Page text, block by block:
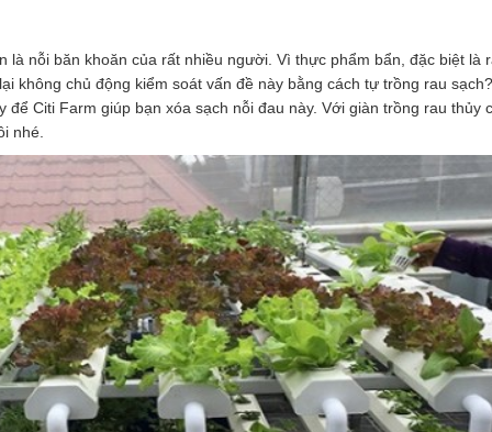
là nỗi băn khoăn của rất nhiều người. Vì thực phẩm bẩn, đặc biệt là
không chủ động kiểm soát vấn đề này bằng cách tự trồng rau
để Citi Farm giúp bạn xóa sạch nỗi đau này. Với giàn trồng rau thủy
nhé.